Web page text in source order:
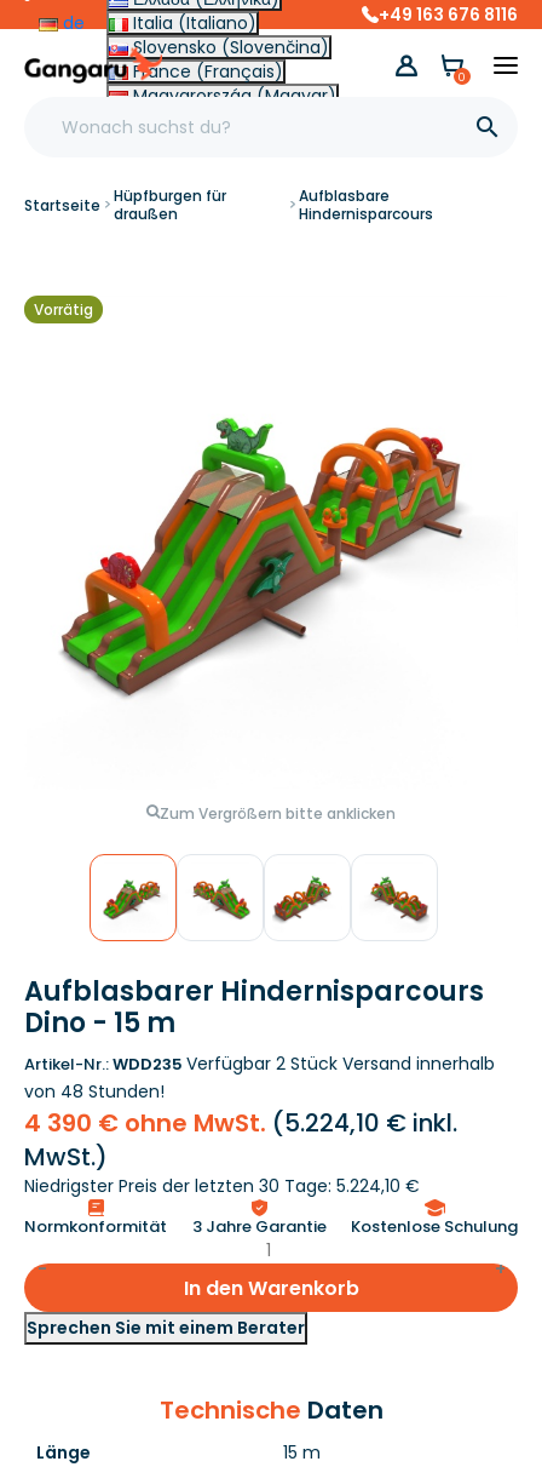
de
Italia (Italiano)
Slovensko (Slovenčina)
France (Français)
Magyarország (Magyar)
Other (English €)
+49 163 676 8116

0
Startseite
Hüpfburgen für
draußen
Aufblasbare
Hindernisparcours
Vorrätig
Zum Vergrößern bitte anklicken
Aufblasbarer Hindernisparcours
Dino - 15 m
Artikel-Nr.:WDD235 Verfügbar 2 Stück Versand innerhalb
von 48 Stunden!
4 390 € ohne MwSt. (5.224,10 € inkl.
MwSt.)
Niedrigster Preis der letzten 30 Tage: 5.224,10 €
Normkonformität 3 Jahre Garantie Kostenlose Schulung
In den Warenkorb
Sprechen Sie mit einem Berater
Technische Daten
Länge 15 m